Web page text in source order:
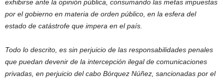
exhibirse ante la opinión pública, consumando las metas impuestas
por el gobierno en materia de orden público, en la esfera del
estado de catástrofe que impera en el país.
Todo lo descrito, es sin perjuicio de las responsabilidades penales
que puedan devenir de la intercepción ilegal de comunicaciones
privadas, en perjuicio del cabo Bórquez Núñez, sancionadas por el